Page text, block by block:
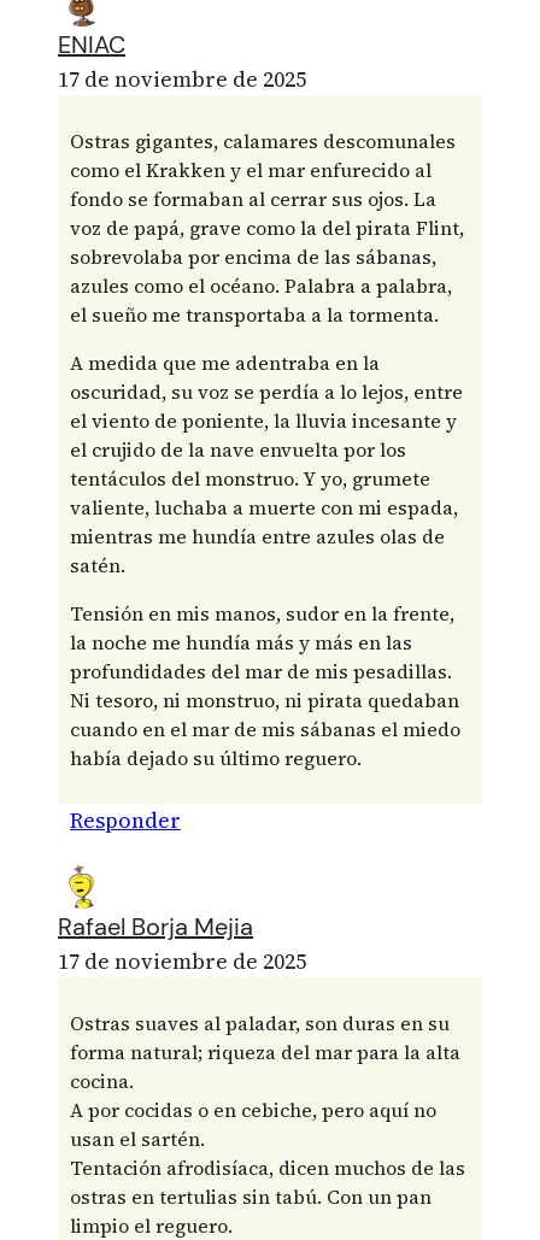
ENIAC
17 de noviembre de 2025
Ostras gigantes, calamares descomunales
como el Krakken y el mar enfurecido al
fondo se formaban al cerrar sus ojos. La
voz de papá, grave como la del pirata Flint,
sobrevolaba por encima de las sábanas,
azules como el océano. Palabra a palabra,
el sueño me transportaba a la tormenta.
A medida que me adentraba en la
oscuridad, su voz se perdía a lo lejos, entre
el viento de poniente, la lluvia incesante y
el crujido de la nave envuelta por los
tentáculos del monstruo. Y yo, grumete
valiente, luchaba a muerte con mi espada,
mientras me hundía entre azules olas de
satén.
Tensión en mis manos, sudor en la frente,
la noche me hundía más y más en las
profundidades del mar de mis pesadillas.
Ni tesoro, ni monstruo, ni pirata quedaban
cuando en el mar de mis sábanas el miedo
había dejado su último reguero.
Responder
Rafael Borja Mejia
17 de noviembre de 2025
Ostras suaves al paladar, son duras en su
forma natural; riqueza del mar para la alta
cocina.
A por cocidas o en cebiche, pero aquí no
usan el sartén.
Tentación afrodisíaca, dicen muchos de las
ostras en tertulias sin tabú. Con un pan
limpio el reguero.